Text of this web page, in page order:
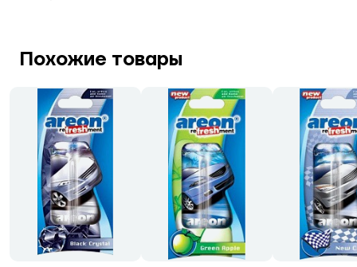
Похожие товары